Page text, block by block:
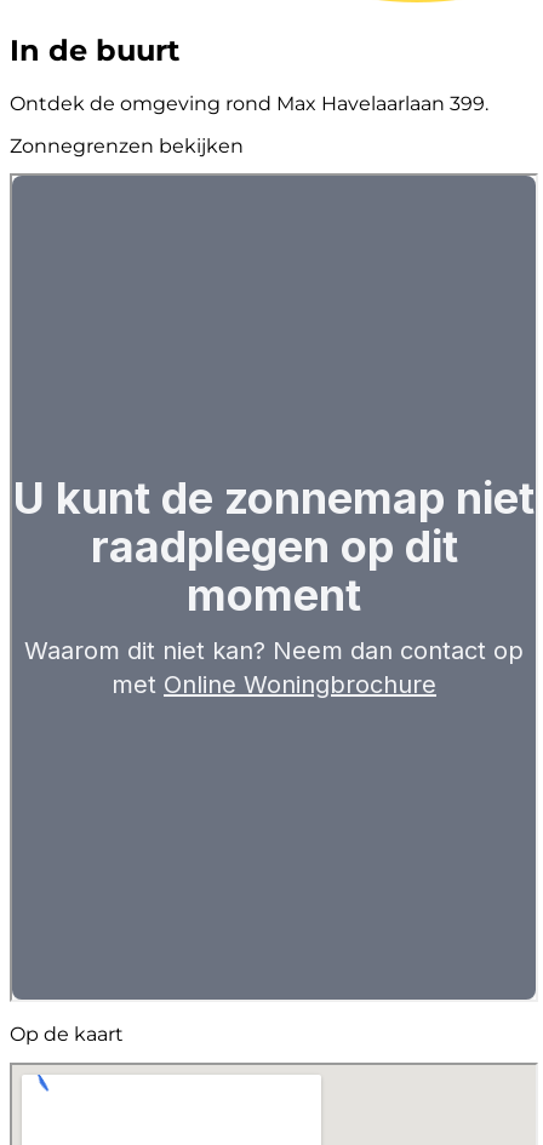
In de buurt
Ontdek de omgeving rond Max Havelaarlaan 399.
Zonnegrenzen bekijken
Op de kaart